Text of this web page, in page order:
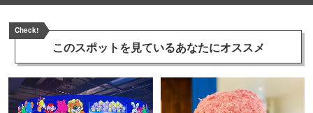
Check!
このスポットを見ているあなたにオススメ